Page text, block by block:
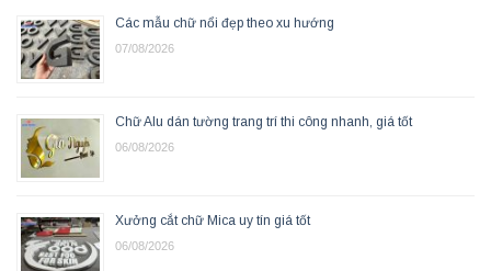
Các mẫu chữ nổi đẹp theo xu hướng
07/08/2026
Chữ Alu dán tường trang trí thi công nhanh, giá tốt
06/08/2026
Xưởng cắt chữ Mica uy tín giá tốt
06/08/2026